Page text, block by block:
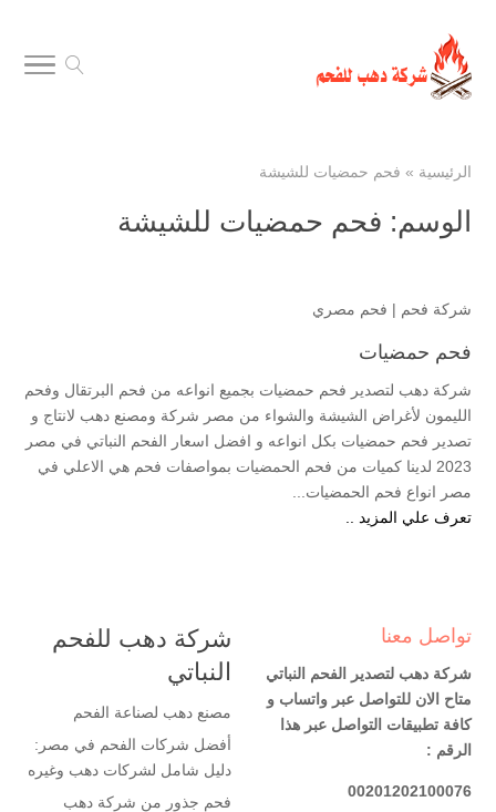
الرئيسية » فحم حمضيات للشيشة
الوسم: فحم حمضيات للشيشة
شركة فحم | فحم مصري
فحم حمضيات
شركة دهب لتصدير فحم حمضيات بجميع انواعه من فحم البرتقال وفحم
الليمون لأغراض الشيشة والشواء من مصر شركة ومصنع دهب لانتاج و
تصدير فحم حمضيات بكل انواعه و افضل اسعار الفحم النباتي في مصر
2023 لدينا كميات من فحم الحمضيات بمواصفات فحم هي الاعلي في
مصر انواع فحم الحمضيات...
تعرف علي المزيد ..
تواصل معنا
شركة دهب لتصدير الفحم النباتي
متاح الان للتواصل عبر واتساب و
كافة تطبيقات التواصل عبر هذا
الرقم :
00201202100076
شركة دهب للفحم
النباتي
مصنع دهب لصناعة الفحم
أفضل شركات الفحم في مصر:
دليل شامل لشركات دهب وغيره
فحم جذور من شركة دهب